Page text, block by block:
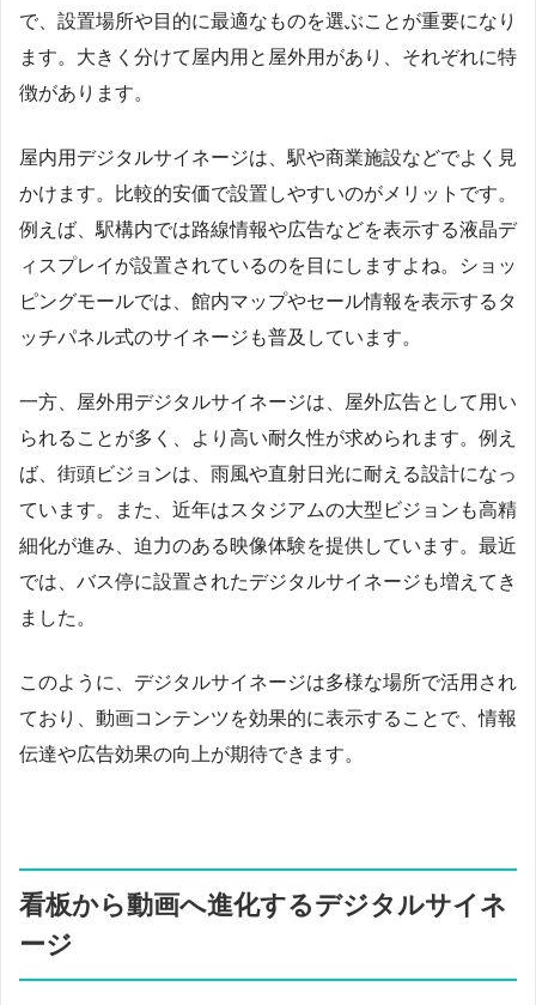
で、設置場所や目的に最適なものを選ぶことが重要になり
ます。大きく分けて屋内用と屋外用があり、それぞれに特
徴があります。
屋内用デジタルサイネージは、駅や商業施設などでよく見
かけます。比較的安価で設置しやすいのがメリットです。
例えば、駅構内では路線情報や広告などを表示する液晶デ
ィスプレイが設置されているのを目にしますよね。ショッ
ピングモールでは、館内マップやセール情報を表示するタ
ッチパネル式のサイネージも普及しています。
一方、屋外用デジタルサイネージは、屋外広告として用い
られることが多く、より高い耐久性が求められます。例え
ば、街頭ビジョンは、雨風や直射日光に耐える設計になっ
ています。また、近年はスタジアムの大型ビジョンも高精
細化が進み、迫力のある映像体験を提供しています。最近
では、バス停に設置されたデジタルサイネージも増えてき
ました。
このように、デジタルサイネージは多様な場所で活用され
ており、動画コンテンツを効果的に表示することで、情報
伝達や広告効果の向上が期待できます。
看板から動画へ進化するデジタルサイネ
ージ